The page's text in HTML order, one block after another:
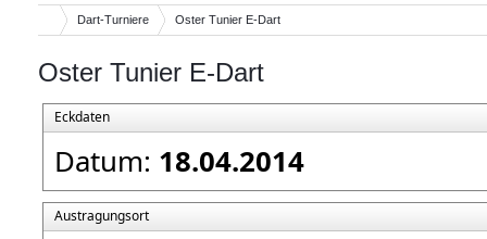
Dart-Turniere Oster Tunier E-Dart
Oster Tunier E-Dart
Eckdaten
Datum: 18.04.2014
Austragungsort